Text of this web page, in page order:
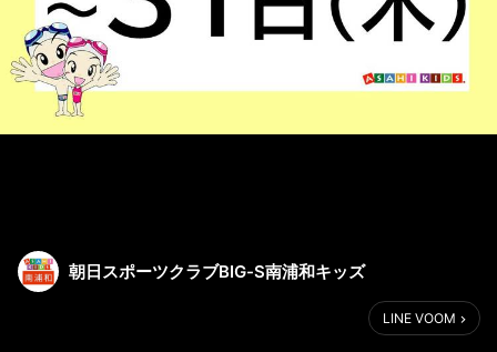
朝日スポーツクラブBIG-S南浦和キッズ
LINE VOOM